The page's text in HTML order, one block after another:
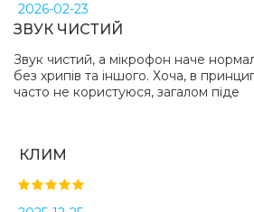
2026-02-23
ЗВУК ЧИСТИЙ
Звук чистий, а мікрофон наче
без хрипів та іншого. Хоча, в
часто не користуюся, загалом піде
КЛИМ